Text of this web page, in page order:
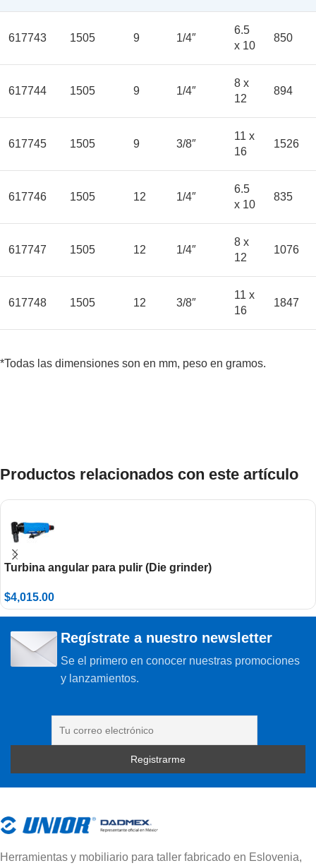
617743 1505 9 1/4″
6.5
x 10
850
617744 1505 9 1/4″
8 x
12
894
617745 1505 9 3/8″
11 x
16
1526
617746 1505 12 1/4″
6.5
x 10
835
617747 1505 12 1/4″
8 x
12
1076
617748 1505 12 3/8″
11 x
16
1847
*Todas las dimensiones son en mm, peso en gramos.
Productos relacionados con este artículo
Turbina angular para pulir (Die grinder)
$4,015.00
Regístrate a nuestro newsletter
Se el primero en conocer nuestras promociones
y lanzamientos.
Herramientas y mobiliario para taller fabricado en Eslovenia,